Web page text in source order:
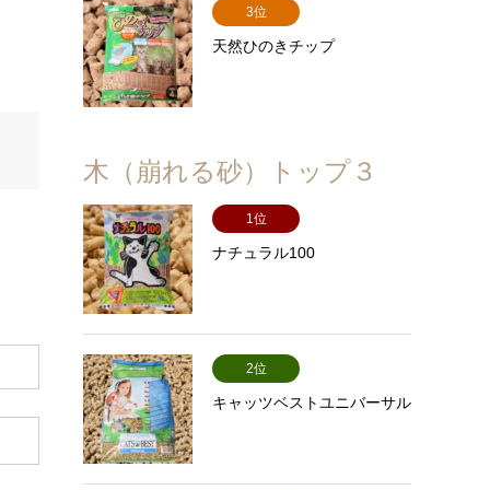
3位
天然ひのきチップ
木（崩れる砂）トップ３
1位
ナチュラル100
2位
キャッツベストユニバーサル